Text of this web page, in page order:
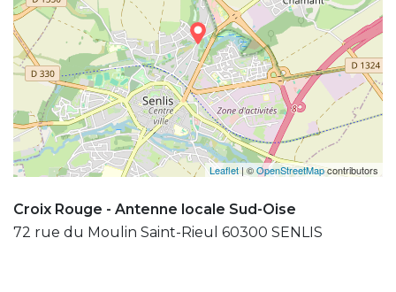
Leaflet | ©OpenStreetMapcontributors
Croix Rouge - Antenne locale Sud-Oise
72 rue du Moulin Saint-Rieul 60300 SENLIS